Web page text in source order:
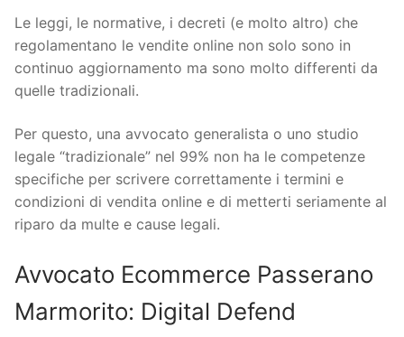
Le leggi, le normative, i decreti (e molto altro) che
regolamentano le vendite online non solo sono in
continuo aggiornamento ma sono molto differenti da
quelle tradizionali.
Per questo, una avvocato generalista o uno studio
legale “tradizionale” nel 99% non ha le competenze
specifiche per scrivere correttamente i termini e
condizioni di vendita online e di metterti seriamente al
riparo da multe e cause legali.
Avvocato Ecommerce Passerano
Marmorito: Digital Defend